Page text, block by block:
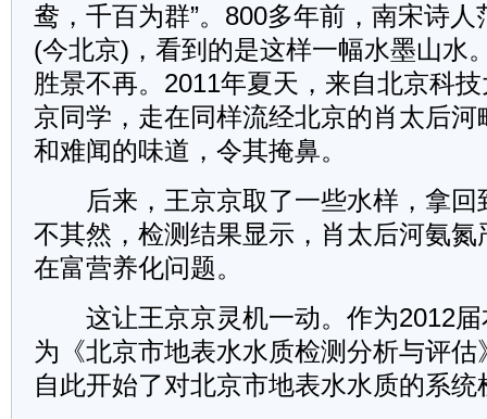
鸯，千百为群”。800多年前，南宋诗
(今北京)，看到的是这样一幅水墨山水
胜景不再。2011年夏天，来自北京科
京同学，走在同样流经北京的肖太后
和难闻的味道，令其掩鼻。
后来，王京京取了一些水样，拿回
不其然，检测结果显示，肖太后河氨
在富营养化问题。
这让王京京灵机一动。作为2012届
为《北京市地表水水质检测分析与评
自此开始了对北京市地表水水质的系统